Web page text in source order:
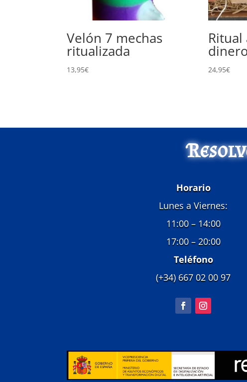
Velón 7 mechas
ritualizada
13,95€ 24,95€
Horario
Lunes a Viernes:
11:00 – 14:00
17:00 – 20:00
Teléfono
(+34) 667 02 00 97